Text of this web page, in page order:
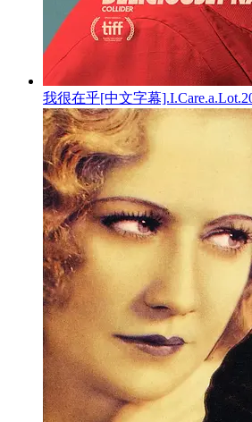
我很在乎[中文字幕